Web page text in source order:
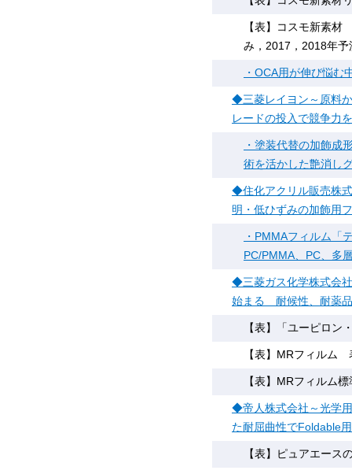
【表】コスモ新素
み，2017，2018年予
・OCA用が伸び悩む
◆三菱レイヨン～原料
レードの投入で競争力
・塗装代替の加飾
術を活かした艶消し
◆住化アクリル販売株
明・低ひずみの加飾用
・PMMAフィルム
PC/PMMA、PC、多
◆三菱ガス化学株式会
始まる 耐候性、耐薬品
【表】「ユーピロン
【表】MRフィルム
【表】MRフィルム
◆帝人株式会社～光学
た耐屈曲性でFoldable
【表】ピュアエース